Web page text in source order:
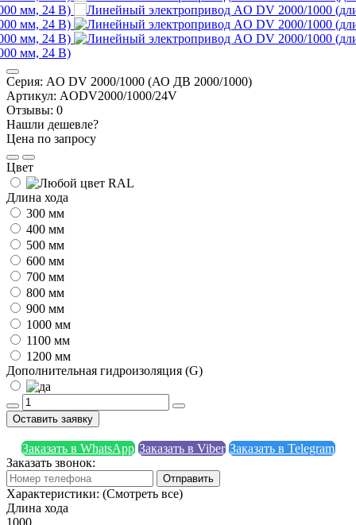
Серия: AO DV 2000/1000 (АО ДВ 2000/1000)
Артикул: AODV2000/1000/24V
Отзывы: 0
Нашли дешевле?
Цена по запросу
Цвет
Длина хода
300 мм
400 мм
500 мм
600 мм
700 мм
800 мм
900 мм
1000 мм
1100 мм
1200 мм
Дополнительная гидроизоляция (G)
Оставить заявку
Заказать в WhatsApp Заказать в Viber Заказать в Telegram
Заказать звонок:
Отправить
Характеристики: (Смотреть все)
Длина хода
1000